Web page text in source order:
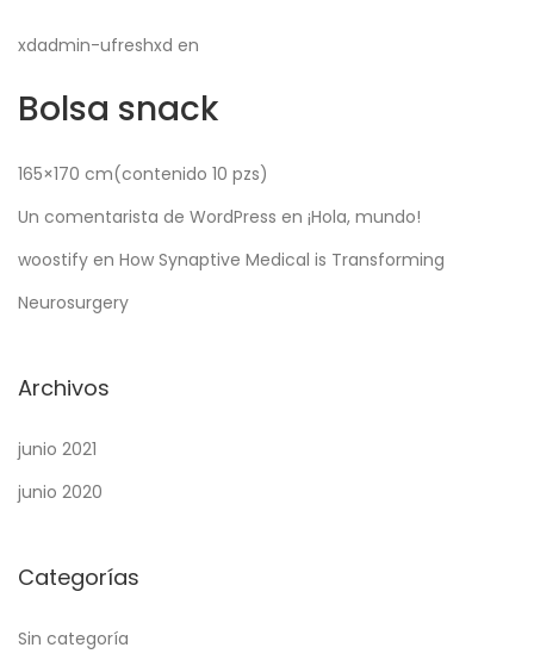
xdadmin-ufreshxd en
Bolsa snack
165×170 cm(contenido 10 pzs)
Un comentarista de WordPress en ¡Hola, mundo!
woostify en How Synaptive Medical is Transforming
Neurosurgery
Archivos
junio 2021
junio 2020
Categorías
Sin categoría